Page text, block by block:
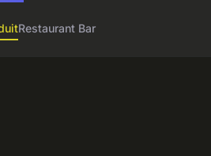
Restaurant Bar